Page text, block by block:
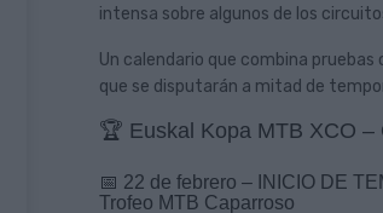
Avinox M2S sigue creciendo y su nueva
versión Trail ya está disponible en
Oiartzun...
intensa sobre algunos de los
Un calendario que combina
que se disputarán a mitad de
🏆 Euskal Kopa MTB XCO –
📅 22 de febrero – INICIO DE
Trofeo MTB Caparroso